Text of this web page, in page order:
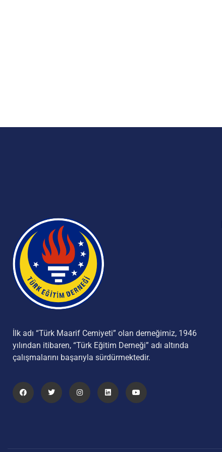
İlk adı “Türk Maarif Cemiyeti” olan derneğimiz, 1946
yılından itibaren, “Türk Eğitim Derneği” adı altında
çalışmalarını başarıyla sürdürmektedir.